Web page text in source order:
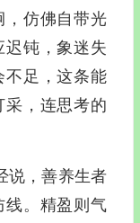
，仿佛自带光
迟钝，象迷失
不足，这条能
采，连思考的
说，善养生者
线。精盈则气